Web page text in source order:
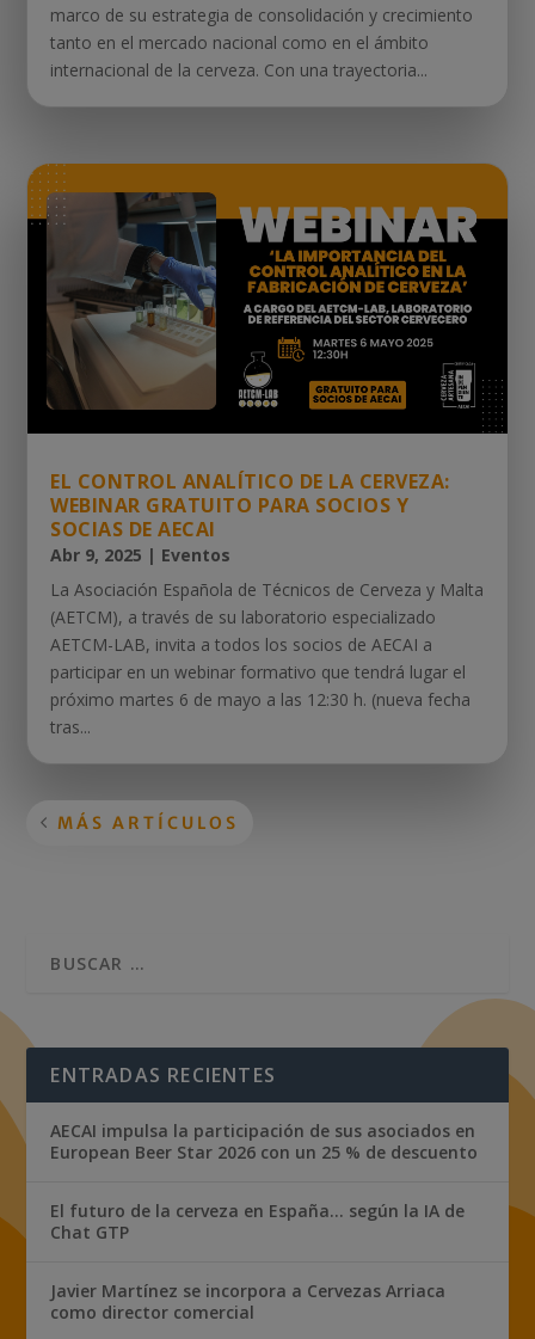
marco de su estrategia de consolidación y crecimiento
tanto en el mercado nacional como en el ámbito
internacional de la cerveza. Con una trayectoria...
EL CONTROL ANALÍTICO DE LA CERVEZA:
WEBINAR GRATUITO PARA SOCIOS Y
SOCIAS DE AECAI
Abr 9, 2025 | Eventos
La Asociación Española de Técnicos de Cerveza y Malta
(AETCM), a través de su laboratorio especializado
AETCM-LAB, invita a todos los socios de AECAI a
participar en un webinar formativo que tendrá lugar el
próximo martes 6 de mayo a las 12:30 h. (nueva fecha
tras...
MÁS ARTÍCULOS
ENTRADAS RECIENTES
AECAI impulsa la participación de sus asociados en
European Beer Star 2026 con un 25 % de descuento
El futuro de la cerveza en España… según la IA de
Chat GTP
Javier Martínez se incorpora a Cervezas Arriaca
como director comercial